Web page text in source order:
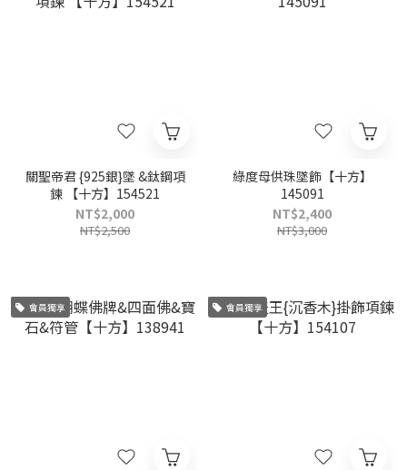
關聖帝君 {925銀}墜 &鈦鋼項
鍊 【十方】154521
NT$2,000
NT$2,500
綠度母供珠墜飾【十方】
145091
NT$2,400
NT$3,000
會員獨享 會員獨享